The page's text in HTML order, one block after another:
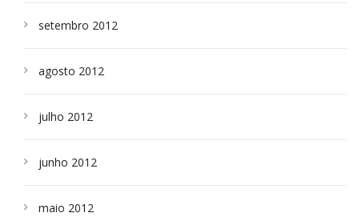
setembro 2012
agosto 2012
julho 2012
junho 2012
maio 2012